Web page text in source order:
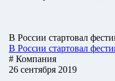
В России стартовал
В России стартовал
# Компания
26 сентября 2019